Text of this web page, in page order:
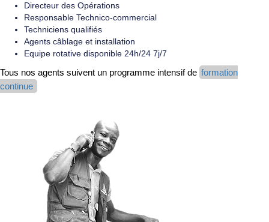
Directeur des Opérations
Responsable Technico-commercial
Techniciens qualifiés
Agents câblage et installation
Equipe rotative disponible 24h/24 7j/7
Tous nos agents suivent un programme intensif de formation
continue